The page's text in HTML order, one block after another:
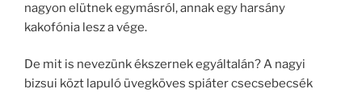
nagyon elütnek egymásról, annak egy harsány
kakofónia lesz a vége.
De mit is nevezünk ékszernek egyáltalán? A nagyi
bizsui közt lapuló üvegköves spiáter csecsebecsék